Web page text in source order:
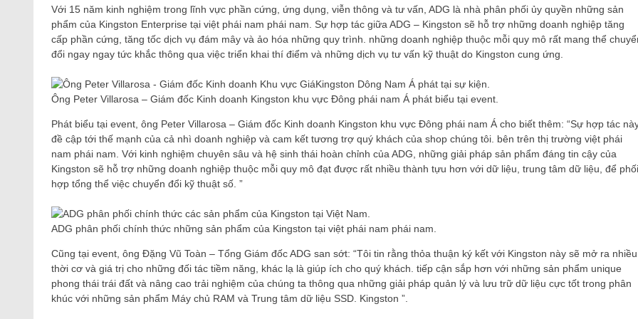
Với 15 năm kinh nghiệm trong lĩnh vực phần cứng, ứng dụng, viễn thông và tư vấn, ADG là nhà phân phối ủy quyền những sản
phẩm của Kingston Enterprise tại việt phái nam phái nam. Sự hợp tác giữa ADG – Kingston sẽ hỗ trợ những doanh nghiệp tăng
cấp phần cứng, tăng tốc dịch vụ đám mây và ảo hóa những quy trình. những doanh nghiệp thuộc mỗi quy mô rất mang thể
đổi ngay ngay tức khắc thông qua việc triển khai thí điểm và những dịch vụ tư vấn kỹ thuật do Kingston cung ứng.
Ông Peter Villarosa – Giám đốc Kinh doanh Kingston khu vực Đông phái nam Á phát biểu tại event.
Phát biểu tại event, ông Peter Villarosa – Giám đốc Kinh doanh Kingston khu vực Đông phái nam Á cho biết thêm: “Sự hợp tác
đề cập tới thế mạnh của cả nhì doanh nghiệp và cam kết tương trợ quý khách của shop chúng tôi. bên trên thị trường việt phái
nam phái nam. Với kinh nghiệm chuyên sâu và hệ sinh thái hoàn chỉnh của ADG, những giải pháp sản phẩm đáng tin cậy của
Kingston sẽ hỗ trợ những doanh nghiệp thuộc mỗi quy mô đạt được rất nhiều thành tựu hơn với dữ liệu, trung tâm dữ liệu, để phối
hợp tổng thể việc chuyển đổi kỹ thuật số. ”
ADG phân phối chính thức những sản phẩm của Kingston tại việt phái nam phái nam.
Cũng tại event, ông Đặng Vũ Toàn – Tổng Giám đốc ADG san sớt: “Tôi tin rằng thỏa thuận ký kết với Kingston này sẽ mở ra nhiều
thời cơ và giá trị cho những đối tác tiềm năng, khác lạ là giúp ích cho quý khách. tiếp cận sắp hơn với những sản phẩm unique
phong thái trái đất và nâng cao trải nghiệm của chúng ta thông qua những giải pháp quản lý và lưu trữ dữ liệu cực tốt trong phân
khúc với những sản phẩm Máy chủ RAM và Trung tâm dữ liệu SSD. Kingston ”.